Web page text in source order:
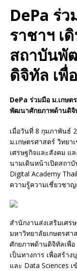
DePa ร่
ราชาฯ เ
สถาบันพั
ดิจิทัล เพื่
DePa ร่วมมือ ม.เกษ
พัฒนาศักยภาพด้านดิจิ
เมื่อวันที่ 8 กุมภาพันธ์
ม.เกษตรศาสตร์ วิทยา
เศรษฐกิจและสังคม แ
นามเดินหน้าเปิดสถา
Digital Academy
ความรู้ความเชี่ยวชา
สำนักงานส่งเสริมเศร
มหาวิทยาลัยเกษตรศ
ศักยภาพด้านดิจิทัลเพื่อ
เป็นทางการ เพื่อสร้า
และ Data Sciences